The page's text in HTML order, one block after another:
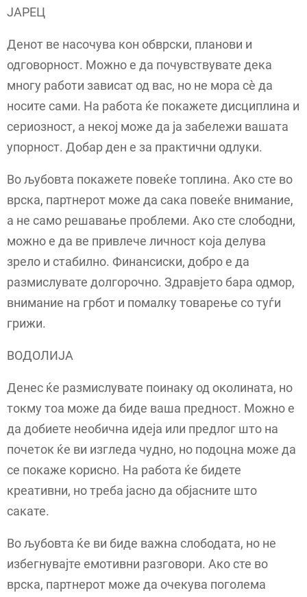
ЈАРЕЦ
Денот ве насочува кон обврски, планови и
одговорност. Можно е да почувствувате дека
многу работи зависат од вас, но не мора сè да
носите сами. На работа ќе покажете дисциплина и
сериозност, а некој може да ја забележи вашата
упорност. Добар ден е за практични одлуки.
Во љубовта покажете повеќе топлина. Ако сте во
врска, партнерот може да сака повеќе внимание,
а не само решавање проблеми. Ако сте слободни,
можно е да ве привлече личност која делува
зрело и стабилно. Финансиски, добро е да
размислувате долгорочно. Здравјето бара одмор,
внимание на грбот и помалку товарење со туѓи
грижи.
ВОДОЛИЈА
Денес ќе размислувате поинаку од околината, но
токму тоа може да биде ваша предност. Можно е
да добиете необична идеја или предлог што на
почеток ќе ви изгледа чудно, но подоцна може да
се покаже корисно. На работа ќе бидете
креативни, но треба јасно да објасните што
сакате.
Во љубовта ќе ви биде важна слободата, но не
избегнувајте емотивни разговори. Ако сте во
врска, партнерот може да очекува поголема